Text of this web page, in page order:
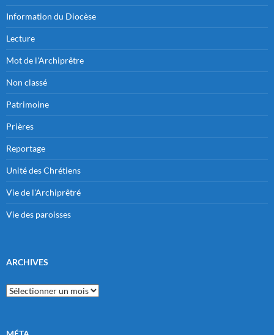
Information du Diocèse
Lecture
Mot de l'Archiprêtre
Non classé
Patrimoine
Prières
Reportage
Unité des Chrétiens
Vie de l'Archiprêtré
Vie des paroisses
ARCHIVES
Archives